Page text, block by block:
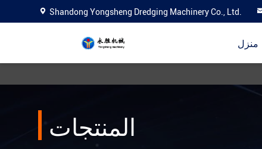
Shandong Yongsheng Dredging Machinery Co., Ltd.
منزل
المنتجات